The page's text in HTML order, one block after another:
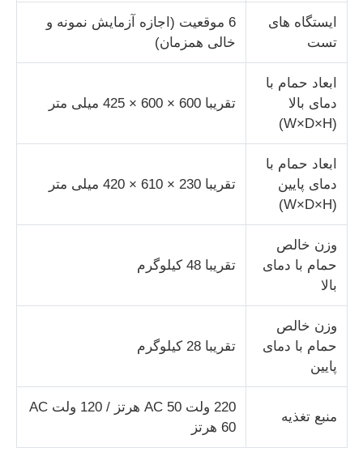
تجهیزات آزمایش بسته بندی
تجهیزات آزمایش چسب
دستگاه تست پارچه
کنترل کننده دما و رطوبت
تست کننده سختی
ایستگاه های
تست
6 موقعیت (اجازه آزمایش نمونه و
خالی همزمان)
ابعاد حمام با
دمای بالا
(W×D×H)
تقریبا 600 × 600 × 425 میلی متر
ابعاد حمام با
دمای پایین
(W×D×H)
تقریبا 230 × 610 × 420 میلی متر
وزن خالص
حمام با دمای
بالا
تقریبا 48 کیلوگرم
وزن خالص
حمام با دمای
پایین
تقریبا 28 کیلوگرم
منبع تغذیه
220 ولت AC 50 هرتز / 120 ولت AC
60 هرتز